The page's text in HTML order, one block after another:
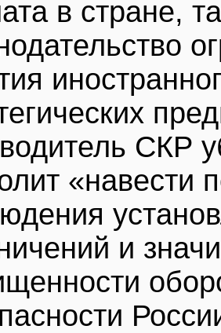
в стране,
СКР
«навести
и